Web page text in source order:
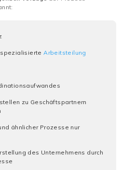
spezialisierteArbeitsteilung
zu Geschäftspartnern
ähnlicher Prozesse nur
des Unternehmens durch